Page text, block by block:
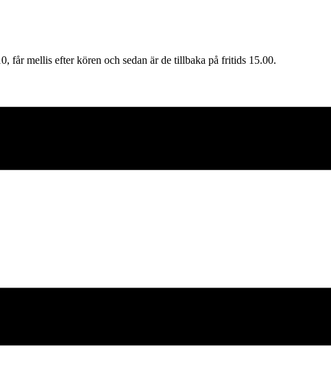
får mellis efter kören och sedan är de tillbaka på fritids 15.00.